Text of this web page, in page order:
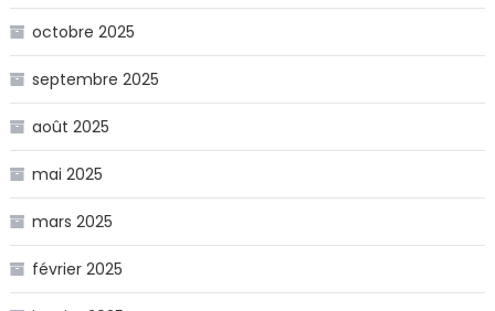
octobre 2025
septembre 2025
août 2025
mai 2025
mars 2025
février 2025